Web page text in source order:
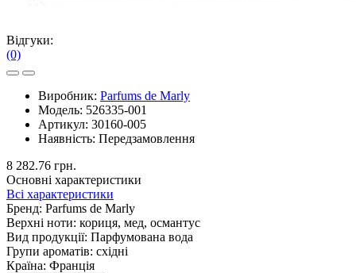
Відгуки:
(0)
Виробник: Parfums de Marly
Модель: 526335-001
Артикул: 30160-005
Наявність: Передзамовлення
8 282.76 грн.
Основні характеристики
Всі характеристики
Бренд: Parfums de Marly
Верхні ноти: кориця, мед, османтус
Вид продукції: Парфумована вода
Групи ароматів: східні
Країна: Франція